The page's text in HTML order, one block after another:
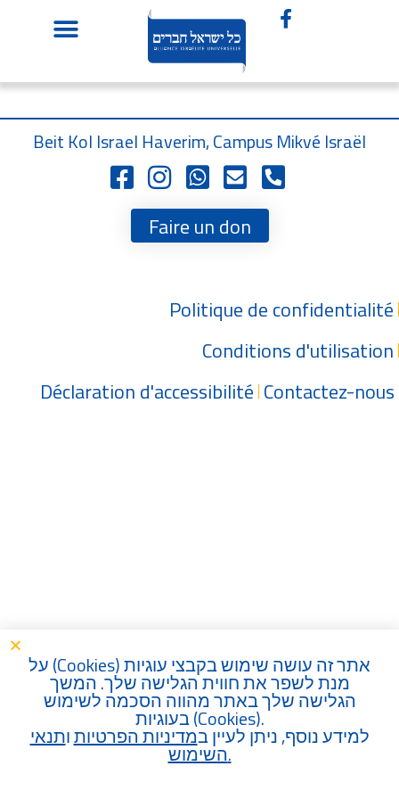
Beit Kol Israel Haverim, Campus Mikvé Israël
Faire un don
Politique de confidentialité
Conditions d'utilisation
Déclaration d'accessibilité Contactez-nous
אתר זה עושה שימוש בקבצי עוגיות (Cookies) על
מנת לשפר את חווית הגלישה שלך. המשך
הגלישה שלך באתר מהווה הסכמה לשימוש
בעוגיות (Cookies).
למידע נוסף, ניתן לעיין במדיניות הפרטיותותנאי
השימוש.